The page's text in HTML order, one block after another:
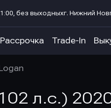
без выходныхг. Нижний
Рассрочка Trade-In
л.с.)